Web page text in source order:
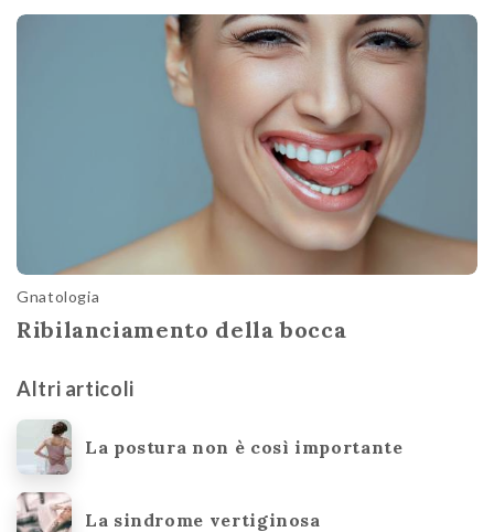
Gnatologia
Ribilanciamento della bocca
Altri articoli
La postura non è così importante
La sindrome vertiginosa